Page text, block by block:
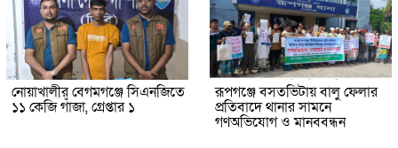
নোয়াখালীর বেগমগঞ্জে সিএনজিতে
১১ কেজি গাঁজা, গ্রেপ্তার ১
রূপগঞ্জে বসতভিটায় বালু ফেলার
প্রতিবাদে থানার সামনে
গণঅভিযোগ ও মানববন্ধন